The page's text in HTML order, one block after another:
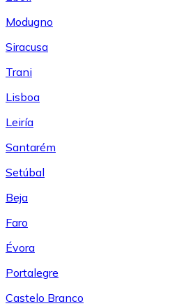
Modugno
Siracusa
Trani
Lisboa
Leiría
Santarém
Setúbal
Beja
Faro
Évora
Portalegre
Castelo Branco